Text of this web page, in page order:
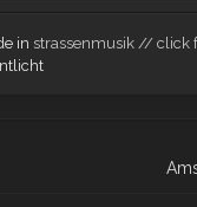
in strassenmusik // click